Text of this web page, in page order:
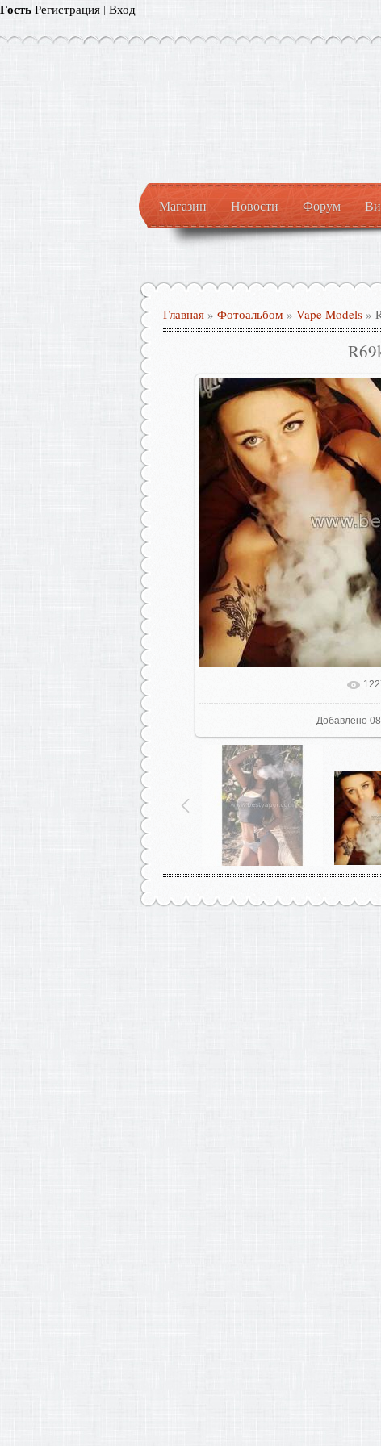
Гость Регистрация | Вход
Магазин Новости Форум
Главная » Фотоальбом » Vape Models »
В реальном
Добавлено